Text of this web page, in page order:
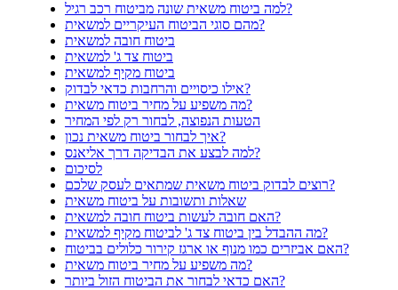
למה ביטוח משאית שונה מביטוח רכב רגיל?
מהם סוגי הביטוח העיקריים למשאית?
ביטוח חובה למשאית
ביטוח צד ג' למשאית
ביטוח מקיף למשאית
אילו כיסויים והרחבות כדאי לבדוק?
מה משפיע על מחיר ביטוח משאית?
הטעות הנפוצה, לבחור רק לפי המחיר
איך לבחור ביטוח משאית נכון?
למה לבצע את הבדיקה דרך אליאנס?
לסיכום
רוצים לבדוק ביטוח משאית שמתאים לעסק שלכם?
שאלות ותשובות על ביטוח משאית
האם חובה לעשות ביטוח חובה למשאית?
מה ההבדל בין ביטוח צד ג' לביטוח מקיף למשאית?
האם אביזרים כמו מנוף או ארגז קירור כלולים בביטוח?
מה משפיע על מחיר ביטוח משאית?
האם כדאי לבחור את הביטוח הזול ביותר?